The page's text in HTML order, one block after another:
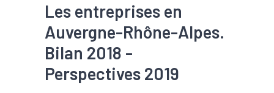
Les entreprises en
Auvergne-Rhône-Alpes.
Bilan 2018 -
Perspectives 2019